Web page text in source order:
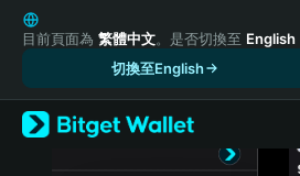
English
日本語
Русский
Español (Latinoamérica)
Türkçe
目前頁面為 繁體中文。是否切換至 English
切換至English